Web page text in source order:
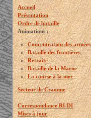
Accueil
Présentation
Ordre de bataille
Animations :
Concentration des armées
Bataille des frontières
Retraite
Bataille de la Marne
La course à la mer
Secteur de Craonne
Correspondance RI-DI
Mises à jour